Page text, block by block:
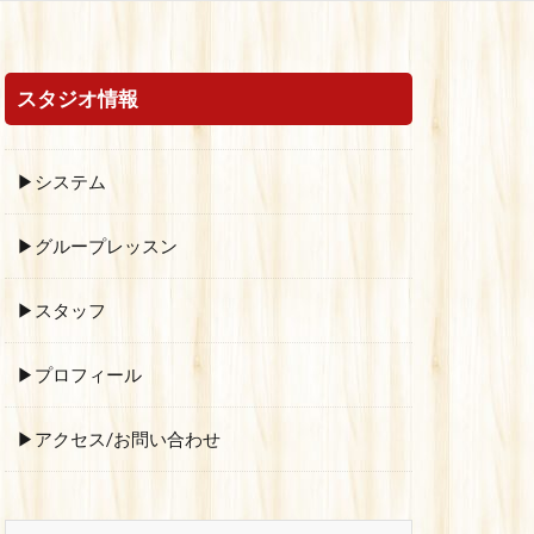
スタジオ情報
▶システム
▶グループレッスン
▶スタッフ
▶プロフィール
▶アクセス/お問い合わせ